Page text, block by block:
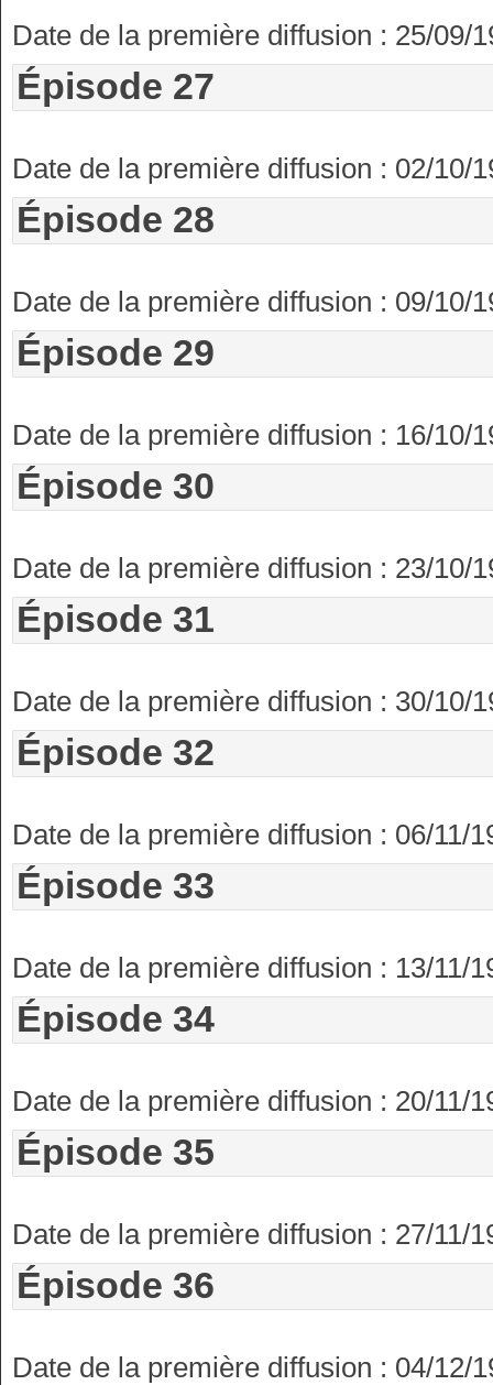
Date de la première diffusion : 25/09/
Épisode 27
Date de la première diffusion : 02/10/
Épisode 28
Date de la première diffusion : 09/10/
Épisode 29
Date de la première diffusion : 16/10/
Épisode 30
Date de la première diffusion : 23/10/
Épisode 31
Date de la première diffusion : 30/10/
Épisode 32
Date de la première diffusion : 06/11/
Épisode 33
Date de la première diffusion : 13/11/
Épisode 34
Date de la première diffusion : 20/11/
Épisode 35
Date de la première diffusion : 27/11/
Épisode 36
Date de la première diffusion : 04/12/